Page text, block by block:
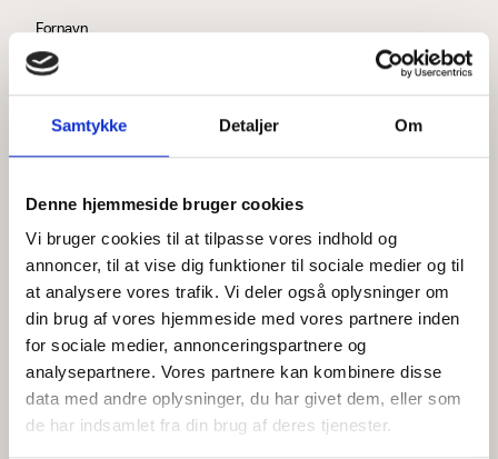
Samtykke Detaljer Om
Denne hjemmeside bruger cookies
Vi bruger cookies til at tilpasse vores indhold og
annoncer, til at vise dig funktioner til sociale medier og til
at analysere vores trafik. Vi deler også oplysninger om
din brug af vores hjemmeside med vores partnere inden
for sociale medier, annonceringspartnere og
analysepartnere. Vores partnere kan kombinere disse
data med andre oplysninger, du har givet dem, eller som
de har indsamlet fra din brug af deres tjenester.
Fornavn
Efternavn
Jeg accepterer behandlingen af mine personoplysninger i
henhold tilprivatlivspolitikken